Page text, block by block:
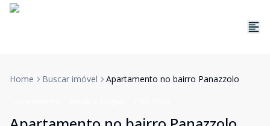
Home Buscar imóvel Apartamento no bairro Panazzolo